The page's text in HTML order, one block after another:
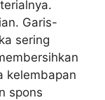
Garis-
sering
kelembapan
spons